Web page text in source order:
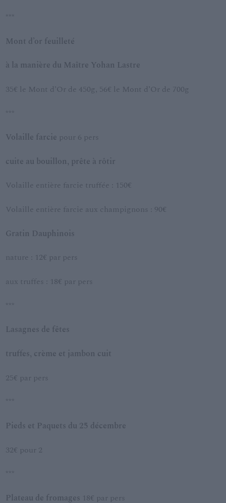
Mont d’or feuilleté
à la manière du Maître Yohan Lastre
35€ le Mont d’Or de 450g, 56€ le Mont d’Or de 700g
Volaille farcie pour 6 pers
cuite au bouillon, prête à rôtir
Volaille entière farcie truffée : 150€
Volaille entière farcie aux champignons : 90€
Gratin Dauphinois
nature : 12€ par pers
aux truffes : 18€ par pers
Lasagnes de fêtes
truffes, crème et jambon cuit
25€ par pers
Pieds et Paquets du 25 décembre
32€ pour 2
Plateau de fromages 18€ par pers